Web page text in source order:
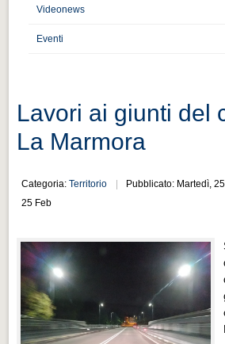
Distretto industriale
Muoversi a Vigevano
Cultura e turismo 4.0
PROGETTI
Progetti Aperti
Progetti Realizzati
Progetti Realizzati
EVENTI
EVENTI
Videonews
Eventi
Lavori ai giunti del
La Marmora
Categoria:Territorio
Pubblicato: Martedì,
25 Feb